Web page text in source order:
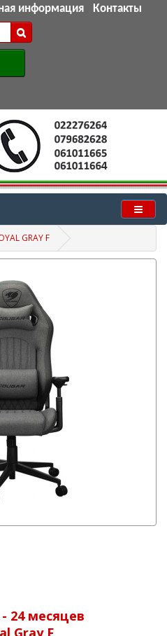
информация Контакты
GRAY F
24 месяцев
Gray F